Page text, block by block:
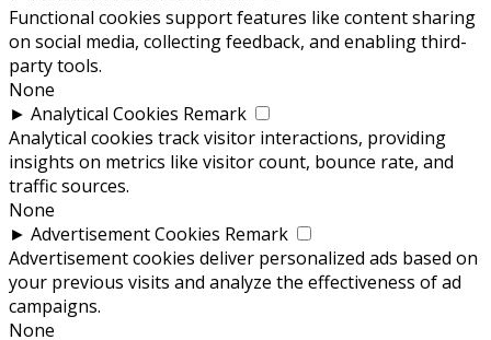
Functional cookies support features like content sharing
on social media, collecting feedback, and enabling third-
party tools.
None
► Analytical Cookies Remark
Analytical cookies track visitor interactions, providing
insights on metrics like visitor count, bounce rate, and
traffic sources.
None
► Advertisement Cookies Remark
Advertisement cookies deliver personalized ads based on
your previous visits and analyze the effectiveness of ad
campaigns.
None